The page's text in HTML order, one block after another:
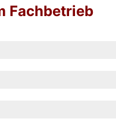
Fachbetrieb